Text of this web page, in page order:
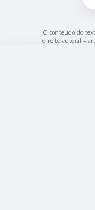
O conteúdo do
direito autoral –